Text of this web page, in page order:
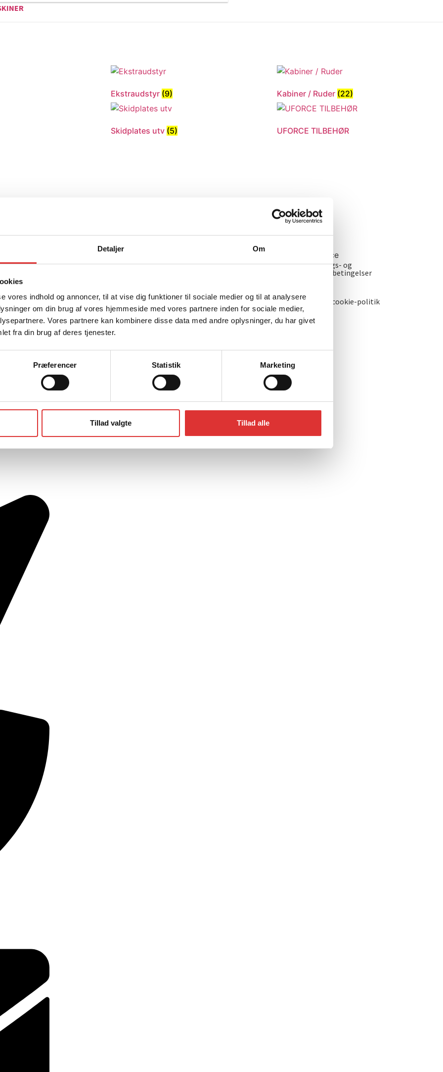
Detaljer Om
vores indhold og annoncer, til at vise dig funktioner til sociale medier og til at analysere
om din brug af vores hjemmeside med vores partnere inden for sociale medier,
Vores partnere kan kombinere disse data med andre oplysninger, du har givet
fra din brug af deres tjenester.
Præferencer Statistik Marketing
Tillad valgte Tillad alle
Ekstraudstyr (9) Kabiner / Ruder (22)
Skidplates utv (5) UFORCE TILBEHØR
Kontakt
ATV
Brugte maskiner
Kundeservivce
Salgs- og
leveringsbetingelser
GDPR
Privatlivs- og cookie-politik